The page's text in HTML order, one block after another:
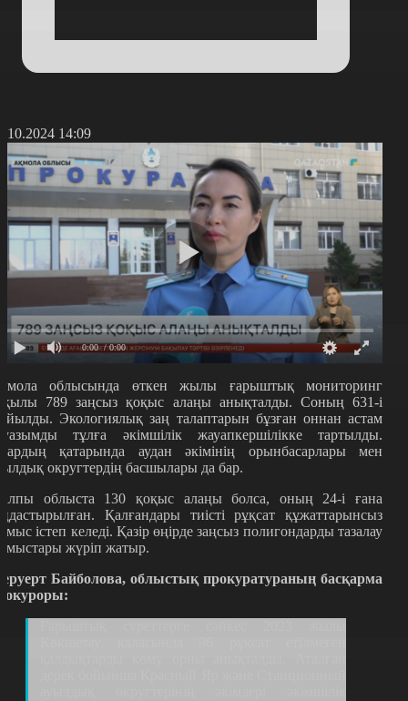
14:09
0:00 / 0:00
облысында өткен жылы ғарыштық мониторинг
789 заңсыз қоқыс алаңы анықталды. Соның 631-і
Экологиялық заң талаптарын бұзған оннан астам
тұлға әкімшілік жауапкершілікке тартылды.
қатарында аудан әкімінің орынбасарлары мен
округтердің басшылары да бар.
облыста 130 қоқыс алаңы болса, оның 24-і ғана
Қалғандары тиісті рұқсат құжаттарынсыз
істеп келеді. Қазір өңірде заңсыз полигондарды тазалау
жүріп жатыр.
Байболова, облыстық прокуратураның басқарма